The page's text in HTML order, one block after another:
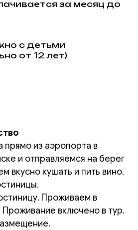
за месяц до
с детьми
от 12 лет)
прямо из аэропорта в
и отправляемся на берег
вкусно кушать и пить вино.
Проживаем в
включено в тур.